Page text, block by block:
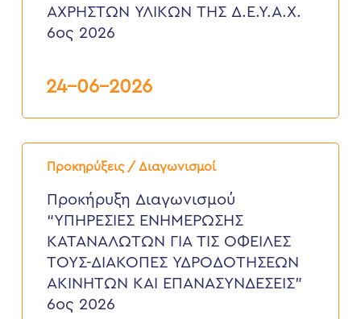
Δ.Ε.Υ.Α.Χ.
ΑΧΡΗΣΤΩΝ ΥΛΙΚΩΝ ΤΗΣ Δ.Ε.Υ.Α.Χ.
6ος 2026
24-06-2026
Προκηρύξεις / Διαγωνισμοί
Προκήρυξη
Διαγωνισμού
ΕΝΗΜΕΡΩΣΗΣ
ΚΑΤΑΝΑΛΩΤΩΝ
ΟΦΕΙΛΕΣ
ΤΟΥΣ-
ΔΙΑΚΟΠΕΣ
ΑΚΙΝΗΤΩΝ
Προκήρυξη Διαγωνισμού
“ΥΠΗΡΕΣΙΕΣ ΕΝΗΜΕΡΩΣΗΣ
ΚΑΤΑΝΑΛΩΤΩΝ ΓΙΑ ΤΙΣ ΟΦΕΙΛΕΣ
ΤΟΥΣ-ΔΙΑΚΟΠΕΣ ΥΔΡΟΔΟΤΗΣΕΩΝ
ΑΚΙΝΗΤΩΝ ΚΑΙ ΕΠΑΝΑΣΥΝΔΕΣΕΙΣ”
6ος 2026